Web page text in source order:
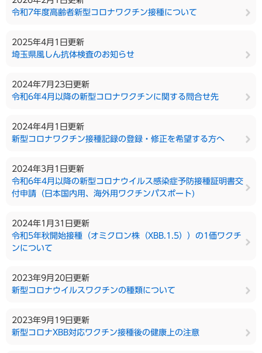
令和7年度高齢者新型コロナワクチン接種について
2025年4月1日更新
埼玉県風しん抗体検査のお知らせ
2024年7月23日更新
令和6年4月以降の新型コロナワクチンに関する問合せ先
2024年4月1日更新
新型コロナワクチン接種記録の登録・修正を希望する方へ
2024年3月1日更新
令和6年4月以降の新型コロナウイルス感染症予防接種証明書交
付申請（日本国内用、海外用ワクチンパスポート)
2024年1月31日更新
令和5年秋開始接種（オミクロン株（XBB.1.5））の1価ワクチ
ンについて
2023年9月20日更新
新型コロナウイルスワクチンの種類について
2023年9月19日更新
新型コロナXBB対応ワクチン接種後の健康上の注意